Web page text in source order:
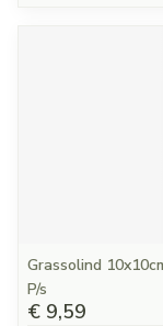
Grassolind
P/s
€ 9,59